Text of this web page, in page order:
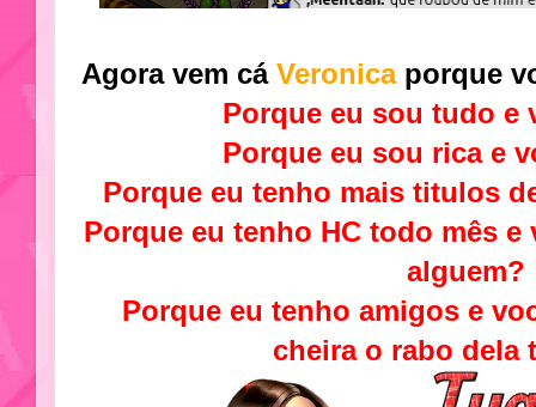
Agora vem cáVeronica porque
Porque eu sou tudo e
Porque eu sou rica e
Porque eu tenho mais titulos
Porque eu tenho HC todo mês
alguem?
Porque eu tenho amigos e
cheira o rabo dela